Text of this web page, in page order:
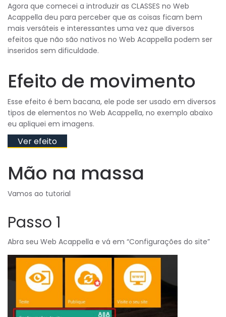
Agora que comecei a introduzir as CLASSES no Web
Acappella deu para perceber que as coisas ficam bem
mais versáteis e interessantes uma vez que diversos
efeitos que não são nativos no Web Acappella podem ser
inseridos sem dificuldade.
Efeito de movimento
Esse efeito é bem bacana, ele pode ser usado em diversos
tipos de elementos no Web Acappella, no exemplo abaixo
eu apliquei em imagens.
Ver efeito
Mão na massa
Vamos ao tutorial
Passo 1
Abra seu Web Acappella e vá em “Configurações do site”